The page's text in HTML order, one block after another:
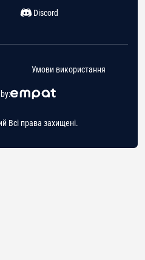
Discord
Всі права захищені.
Умови використання